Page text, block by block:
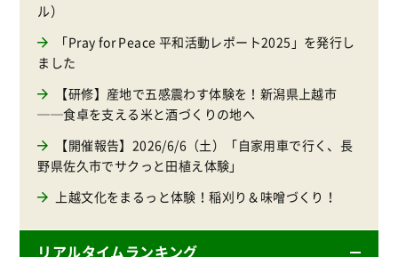
ル）
「Pray for Peace 平和活動レポート2025」を発行し
ました
【研修】産地で五感震わす体験を！新潟県上越市
──食卓を支える米と酒づくりの地へ
【開催報告】2026/6/6（土）「自家用車で行く、長
野県佐久市でサクっと田植え体験」
上越文化をまるっと体験！稲刈り＆味噌づくり！
リアルタイムランキング